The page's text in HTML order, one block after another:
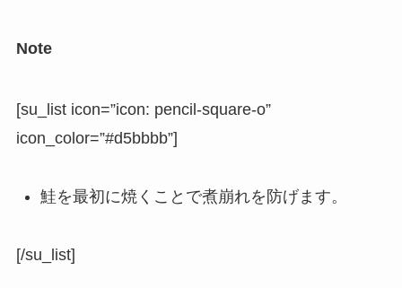
Note
[su_list icon=”icon: pencil-square-o”
icon_color=”#d5bbbb”]
鮭を最初に焼くことで煮崩れを防げます。
[/su_list]